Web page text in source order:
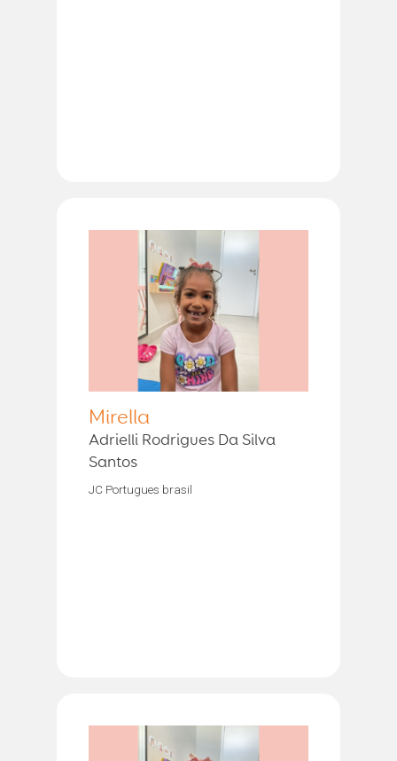
Mirella
Adrielli Rodrigues Da Silva
Santos
JC Portugues brasil